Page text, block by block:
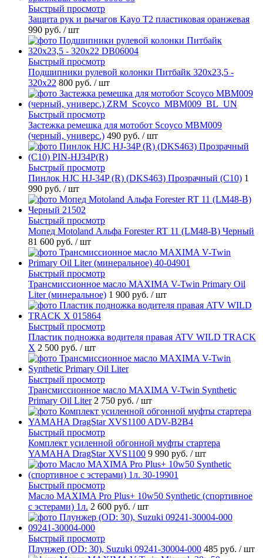
Быстрый просмотр
Защита рук и рычагов Kayo T2 пластиковая оранжевая
990 руб. / шт
Быстрый просмотр
Подшипники рулевой колонки Питбайк 320x23,5 -
320x22 800 руб. / шт
Быстрый просмотр
Застежка ремешка для мотобот Scoyco MBM009
(черный, универс.) 490 руб. / шт
Быстрый просмотр
Пинлок HJC HJ-34P (R) (DKS463) Прозрачный (C10) 1
990 руб. / шт
Быстрый просмотр
Мопед Motoland Альфа Forester RT 11 (LM48-B) Черный
81 600 руб. / шт
Быстрый просмотр
Трансмиссионное масло MAXIMA V-Twin Primary Oil
Liter (минеральное) 1 900 руб. / шт
Быстрый просмотр
Пластик подножка водителя правая ATV WILD TRACK
X 2 500 руб. / шт
Быстрый просмотр
Трансмиссионное масло MAXIMA V-Twin Synthetic
Primary Oil Liter 2 750 руб. / шт
Быстрый просмотр
Комплект усиленной обгонной муфты стартера
YAMAHA DragStar XVS1100 9 990 руб. / шт
Быстрый просмотр
Масло MAXIMA Pro Plus+ 10w50 Synthetic (спортивное
с эстерами) 1л. 2 600 руб. / шт
Быстрый просмотр
Плунжер (OD: 30), Suzuki 09241-30004-000 485 руб. / шт